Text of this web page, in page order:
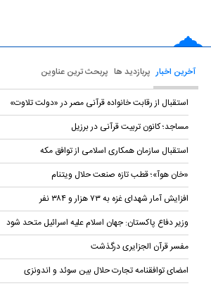
آخرین اخبار پربازدید ها پربحث ترین عناوین
استقبال از رقابت خانواده قرآنی مصر در «دولت تلاوت»
مساجد؛ کانون تربیت قرآنی در برزیل
استقبال سازمان همکاری اسلامی از توافق مکه
«خان هوآ»؛ قطب تازه صنعت حلال ویتنام
افزایش آمار شهدای غزه به ۷۳ هزار و ۳۸۴ نفر
وزیر دفاع پاکستان: جهان اسلام علیه اسرائیل متحد شود
مفسر قرآن الجزایری درگذشت
امضای توافقنامه تجارت حلال بین سوئد و اندونزی